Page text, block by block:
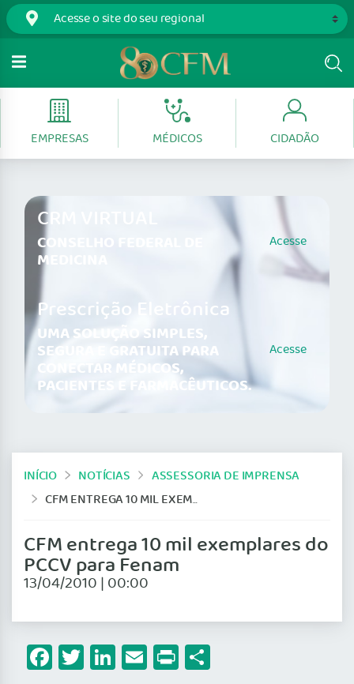
EMPRESAS MÉDICOS CIDADÃO
CRM VIRTUAL
CONSELHO FEDERAL DE
MEDICINA
Acesse
Prescrição Eletrônica
UMA SOLUÇÃO SIMPLES,
SEGURA E GRATUITA PARA
CONECTAR MÉDICOS,
PACIENTES E FARMACÊUTICOS.
Acesse
INÍCIO NOTÍCIAS
ASSESSORIA DE IMPRENSA
CFM ENTREGA 10 MIL EXEMPLARES DO PCCV PARA FENAM
CFM entrega 10 mil exemplares do
PCCV para Fenam
13/04/2010 | 00:00
Facebook
Twitter
LinkedIn
Email
Print